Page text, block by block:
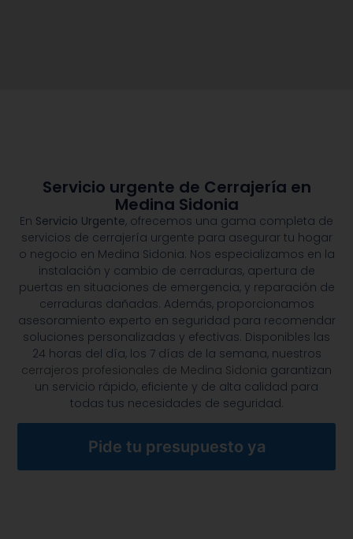
Servicio urgente de Cerrajería en
Medina Sidonia
En Servicio Urgente, ofrecemos una gama completa de
servicios de cerrajería urgente para asegurar tu hogar
o negocio en Medina Sidonia. Nos especializamos en la
instalación y cambio de cerraduras, apertura de
puertas en situaciones de emergencia, y reparación de
cerraduras dañadas. Además, proporcionamos
asesoramiento experto en seguridad para recomendar
soluciones personalizadas y efectivas. Disponibles las
24 horas del día, los 7 días de la semana, nuestros
cerrajeros profesionales de Medina Sidonia garantizan
un servicio rápido, eficiente y de alta calidad para
todas tus necesidades de seguridad.
Pide tu presupuesto ya